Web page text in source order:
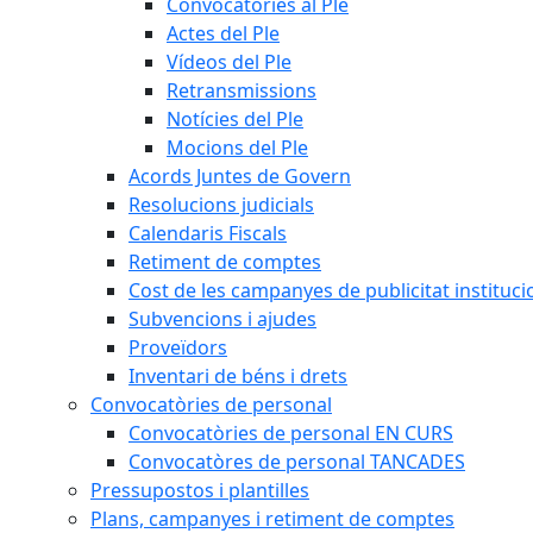
Actes del Ple
Vídeos del Ple
Retransmissions
Notícies del Ple
Mocions del Ple
Acords Juntes de Govern
Resolucions judicials
Calendaris Fiscals
Retiment de comptes
Cost de les campanyes de publicitat
Subvencions i ajudes
Proveïdors
Inventari de béns i drets
Convocatòries de personal
Convocatòries de personal EN CURS
Convocatòres de personal TANCADES
Pressupostos i plantilles
Plans, campanyes i retiment de comptes